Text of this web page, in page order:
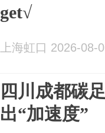
get√
上海虹口 2026-08-
四川成都碳
出“加速度”